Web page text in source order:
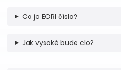
Co je EORI číslo?
Jak vysoké bude clo?